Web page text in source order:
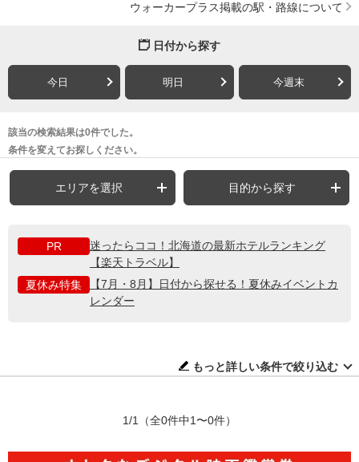
ウォーカープラス掲載の駅・路線について
日付から探す
今日 明日 今週末
該当の検索結果は0件でした。
条件を変えてお探しください。
エリアを選択 目的から探す
PR
迷ったらココ！北海道の最新ホテルランキング
【楽天トラベル】
夏休み特集
【7月・8月】日付から探せる！夏休みイベントカ
レンダー
もっと詳しい条件で絞り込む
1/1 （全0件中1〜0件）